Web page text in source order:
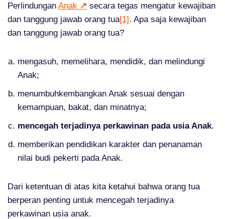
Perlindungan Anak ↗ secara tegas mengatur kewajiban
dan tanggung jawab orang tua[1]. Apa saja kewajiban
dan tanggung jawab orang tua?
mengasuh, memelihara, mendidik, dan melindungi
Anak;
menumbuhkembangkan Anak sesuai dengan
kemampuan, bakat, dan minatnya;
mencegah terjadinya perkawinan pada usia Anak.
memberikan pendidikan karakter dan penanaman
nilai budi pekerti pada Anak.
Dari ketentuan di atas kita ketahui bahwa orang tua
berperan penting untuk mencegah terjadinya
perkawinan usia anak.